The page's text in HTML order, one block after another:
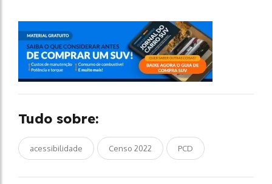
Tudo sobre:
acessibilidade Censo 2022 PCD